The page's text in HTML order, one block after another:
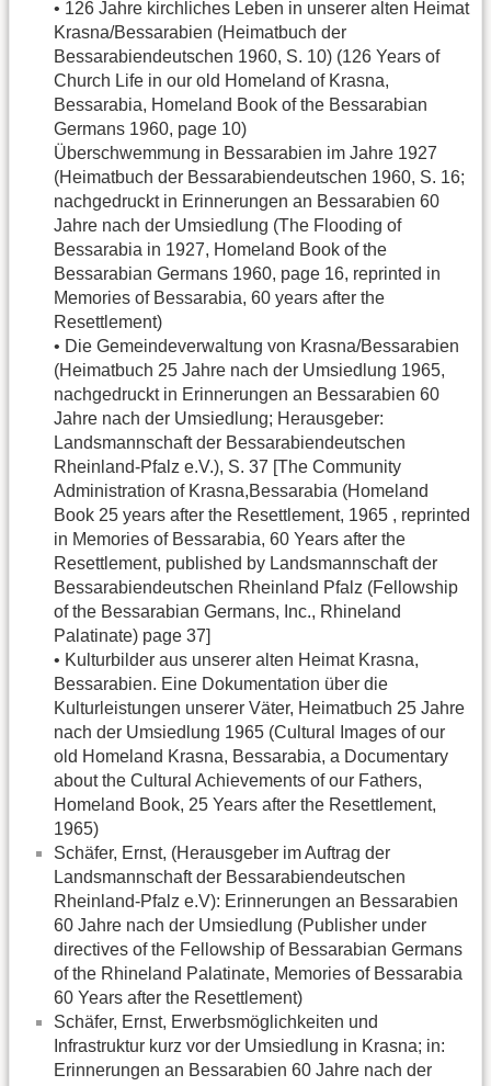
• 126 Jahre kirchliches Leben in unserer alten Heimat
Krasna/Bessarabien (Heimatbuch der
Bessarabiendeutschen 1960, S. 10) (126 Years of
Church Life in our old Homeland of Krasna,
Bessarabia, Homeland Book of the Bessarabian
Germans 1960, page 10)
Überschwemmung in Bessarabien im Jahre 1927
(Heimatbuch der Bessarabiendeutschen 1960, S. 16;
nachgedruckt in Erinnerungen an Bessarabien 60
Jahre nach der Umsiedlung (The Flooding of
Bessarabia in 1927, Homeland Book of the
Bessarabian Germans 1960, page 16, reprinted in
Memories of Bessarabia, 60 years after the
Resettlement)
• Die Gemeindeverwaltung von Krasna/Bessarabien
(Heimatbuch 25 Jahre nach der Umsiedlung 1965,
nachgedruckt in Erinnerungen an Bessarabien 60
Jahre nach der Umsiedlung; Herausgeber:
Landsmannschaft der Bessarabiendeutschen
Rheinland-Pfalz e.V.), S. 37 [The Community
Administration of Krasna,Bessarabia (Homeland
Book 25 years after the Resettlement, 1965 , reprinted
in Memories of Bessarabia, 60 Years after the
Resettlement, published by Landsmannschaft der
Bessarabiendeutschen Rheinland Pfalz (Fellowship
of the Bessarabian Germans, Inc., Rhineland
Palatinate) page 37]
• Kulturbilder aus unserer alten Heimat Krasna,
Bessarabien. Eine Dokumentation über die
Kulturleistungen unserer Väter, Heimatbuch 25 Jahre
nach der Umsiedlung 1965 (Cultural Images of our
old Homeland Krasna, Bessarabia, a Documentary
about the Cultural Achievements of our Fathers,
Homeland Book, 25 Years after the Resettlement,
1965)
Schäfer, Ernst, (Herausgeber im Auftrag der
Landsmannschaft der Bessarabiendeutschen
Rheinland-Pfalz e.V): Erinnerungen an Bessarabien
60 Jahre nach der Umsiedlung (Publisher under
directives of the Fellowship of Bessarabian Germans
of the Rhineland Palatinate, Memories of Bessarabia
60 Years after the Resettlement)
Schäfer, Ernst, Erwerbsmöglichkeiten und
Infrastruktur kurz vor der Umsiedlung in Krasna; in:
Erinnerungen an Bessarabien 60 Jahre nach der